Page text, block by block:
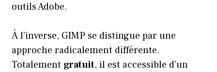
outils Adobe.
À l’inverse, GIMP se distingue par une
approche radicalement différente.
Totalement gratuit, il est accessible d’un